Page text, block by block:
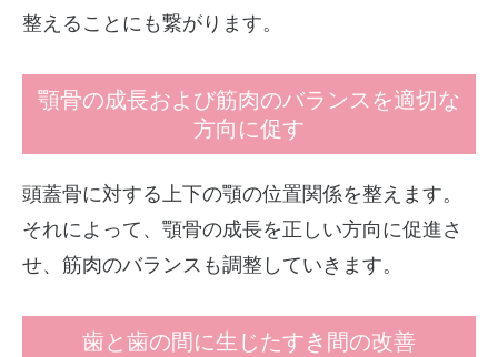
整えることにも繋がります。
顎骨の成長および筋肉のバランスを適切な
方向に促す
頭蓋骨に対する上下の顎の位置関係を整えます。
それによって、顎骨の成長を正しい方向に促進さ
せ、筋肉のバランスも調整していきます。
歯と歯の間に生じたすき間の改善